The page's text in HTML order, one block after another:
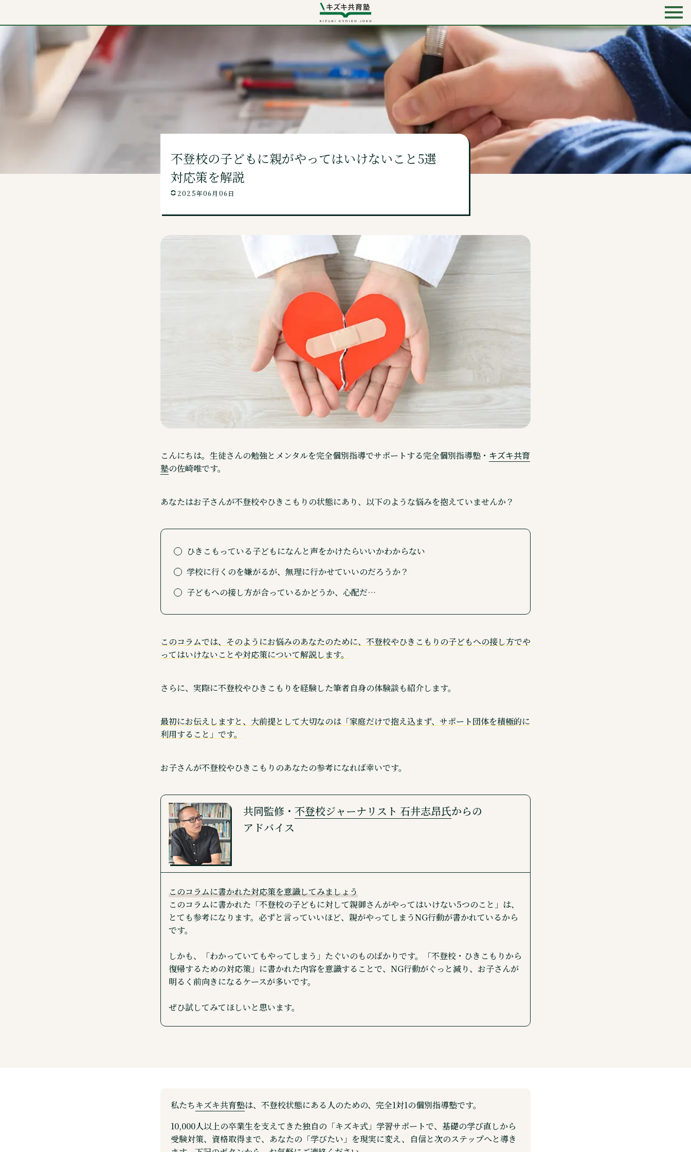
お電話での入会・見学・料金のお問い合わせは
0120-501-858（無料）
キズキ共育塾 TOP
Aboutキズキとは？
完全個別指導の4つのコース
News・Content
ニュース・コンテンツ
キズキからのお知らせ
Contactご相談・見学予約・資料
入会相談・見学予約
LINEで相談・見学予約
電話で相談・見学予約
資料ダウンロード
Corp
運営会社
トップメッセージ
キズキグループサイト
採用情報
Cookieの利用について
Other Service その他サービスのご案内
ウェブメディア・不登校オンライン
©株式会社キズキ. ALL rights reserved.
不登校の子どもに親がやってはいけないこと5選
対応策を解説
2025年06月06日
こんにちは。生徒さんの勉強とメンタルを完全個別指導でサポートする完全個別指導塾・ キズキ共育
塾の佐崎唯です。
あなたはお子さんが不登校やひきこもりの状態にあり、以下のような悩みを抱えていませんか？
ひきこもっている子どもになんと声をかけたらいいかわからない
学校に行くのを嫌がるが、無理に行かせていいのだろうか？
子どもへの接し方が合っているかどうか、心配だ…
このコラムでは、そのようにお悩みのあなたのために、不登校やひきこもりの子どもへの接し方でや
ってはいけないことや対応策について解説します。
さらに、実際に不登校やひきこもりを経験した筆者自身の体験談も紹介します。
最初にお伝えしますと、大前提として大切なのは「家庭だけで抱え込まず、サポート団体を積極的に
利用すること」です。
お子さんが不登校やひきこもりのあなたの参考になれば幸いです。
共同監修・ 不登校ジャーナリスト 石井志昂氏からの
アドバイス
このコラムに書かれた対応策を意識してみましょう
このコラムに書かれた「不登校の子どもに対して親御さんがやってはいけない5つのこと」は、
とても参考になります。必ずと言っていいほど、親がやってしまうNG行動が書かれているから
です。
しかも、「わかっていてもやってしまう」たぐいのものばかりです。「不登校・ひきこもりから
復帰するための対応策」に書かれた内容を意識することで、NG行動がぐっと減り、お子さんが
明るく前向きになるケースが多いです。
ぜひ試してみてほしいと思います。
私たちキズキ共育塾は、不登校状態にある人のための、完全1対1の個別指導塾です。
10,000人以上の卒業生を支えてきた独自の「キズキ式」学習サポートで、基礎の学び直しから
受験対策、資格取得まで、あなたの「学びたい」を現実に変え、自信と次のステップへと導き